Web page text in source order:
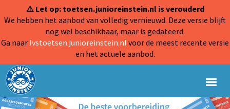
⚠️ Let op: toetsen.junioreinstein.nl is verouderd
We hebben het aanbod van volledig vernieuwd. Deze versie blijft
nog wel beschikbaar, maar is gedateerd.
Ga naar lvstoetsen.junioreinstein.nl voor de meest recente versie
en het actuele aanbod.